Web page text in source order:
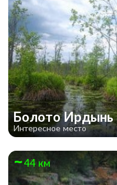
Болото Ирдынь
Интересное место
44 км